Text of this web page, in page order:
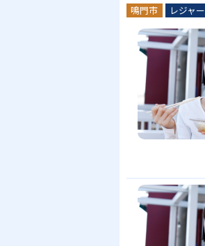
鳴門市 レジャ